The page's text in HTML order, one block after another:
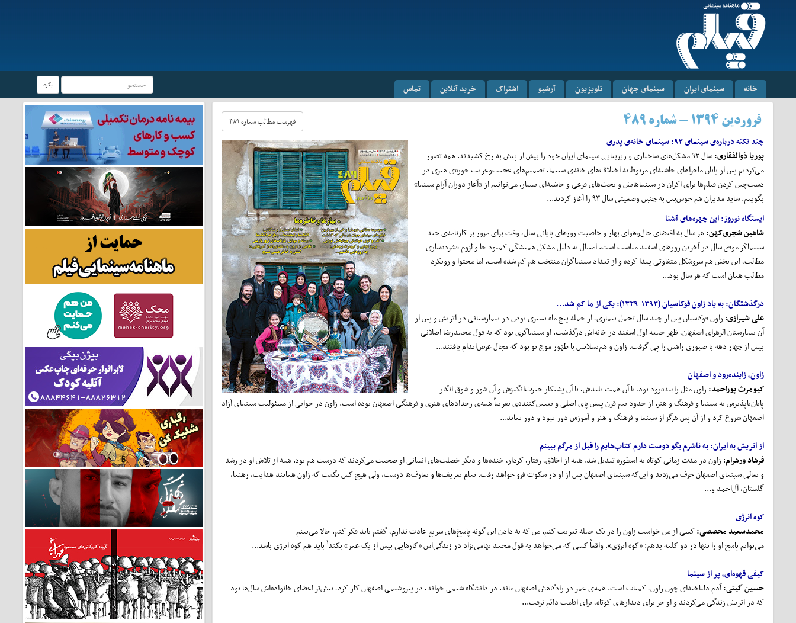
خانه سینمای ایران سینمای جهان تلویزیون آرشیو اشتراک خرید آنلاین تماس بگرد
فروردین ۱۳۹۴ - شماره ۴۸۹ فهرست مطالب شماره ۴۸۹
چند نکته درباره‌ی سینمای ۹۳:
سینمای خانه‌ی پدری
پوریا ذوالفقاری:
سال ۹۳ مشکل‌های ساختاری و زیربنایی سینمای ایران خود را بیش از پیش به رخ کشیدند. همه تصور
می‌کردیم پس از پایان ماجراهای حاشیه‌ای مربوط به اختلاف‌های خانه‌ی سینما، تصمیم‌های عجیب‌وغریب حوزه‌ی هنری در
دست‌چین کردن فیلم‌ها برای اکران در سینماهایش و بحث‌های فرعی و حاشیه‌ای بسیار، می‌توانیم از «آغاز دوران آرام سینما»
بگوییم. شاید مدیران هم خوش‌بین به چنین وضعیتی سال ۹۳ را آغاز کردند...
ایستگاه نوروز: این چهرههای آشنا
شاهین شجری‌کهن:هر سال به اقتضای حال‌وهوای بهار و خاصیت روزهای پایانی سال، وقت برای مرور بر کارنامه‌ی چند
سینماگر موفق سال در آخرین روزهای اسفند مناسب است. امسال به دلیل مشکل همیشگی کمبود جا و لزوم فشرده‌سازی
مطالب، این بخش هم سروشکل متفاوتی پیدا کرده و از تعداد سینماگران منتخب هم کم شده است. اما محتوا و رویکرد
مطالب همان است که هر سال بود...
درگذشتگان:به یاد زاون قوکاسیان (۱۳۹۳-۱۳۲۹):
یکی از ما کم شد...
علی شیرازی: زاون قوکاسیان پس از چند سال تحمل بیماری، از جمله پنج ماه بستری بودن در بیمارستانی در اتریش و پس از
آن بیمارستان الزهرای اصفهان، ظهر جمعه اول اسفند در خانه‌اش درگذشت. او سینماگری بود که به قول محمدرضا اصلانی
بیش از چهار دهه با صبوری راهش را پی ‌گرفت. زاون و هم‌نسلانش با ظهور موج نو بود که مجال عرض‌اندام یافتند...
زاون، زایندهرود و اصفهان
کیومرث پوراحمد: زاون مثل زاینده‌رود بود. با آن همت بلندش، با آن پشتکار حیرت‌انگیزش و آن شور و شوق انگار
پایان‌ناپذیرش به سینما و فرهنگ و هنر. از حدود نیم قرن پیش پای اصلی و تعیین‌کننده‌ی تقریباً همه‌ی رخدادهای هنری و فرهنگی اصفهان بوده است. زاون در جوانی از مسئولیت سینمای آزاد
اصفهان شروع کرد و از آن پس هرگز از سینما و فرهنگ و هنر و آموزش دور نبود و دور نماند...
از اتریش به ایران:به ناشرم بگو دوست دارم کتابهایم را قبل از مرگم ببینم
فرهاد ورهرام: زاون در مدت زمانی کوتاه به اسطوره تبدیل شد. همه از اخلاق، رفتار، کردار، خنده‌ها و دیگر خصلت‌های انسانی او صحبت می‌کردند که درست هم بود. همه از تلاش او در رشد
و تعالی سینمای اصفهان حرف می‌زدند و این‌که سینمای اصفهان پس از او در سکوت فرو خواهد رفت. تمام تعریف‌ها و تعارف‌ها درست، ولی هیچ کس نگفت که زاون همانند هدایت، رهنما،
گلستان، آل‌احمد و...
کوه انرژی
محمدسعید محصصی:کسی از من خواست زاون را در یک جمله تعریف کنم. من که به دادن این گونه پاسخ‌های سریع عادت ندارم، گفتم باید فکر کنم. حالا می‌بینم
می‌توانم پاسخ او را تنها در دو کلمه بدهم: «کوه انرژی». واقعاً کسی که می‌خواهد به قول محمد تهامی‌نژاد در زندگی‌اش «کارهایی بیش از یک عمر» بکند۱ باید هم کوه انرژی باشد...
کیفی قهوهای، پر از سینما
حسین گیتی:آدم دلباخته‌ای چون زاون، کمیاب است. همه‌ی عمر در زادگاهش اصفهان ماند. در دانشگاه شیمی خواند، در پتروشیمی اصفهان کار کرد، بیش‌تر اعضای خانواده‌اش سال‌ها بود
که در اتریش زندگی می‌کردند و او جز برای دیدارهای کوتاه، برای اقامت دائم نرفت...